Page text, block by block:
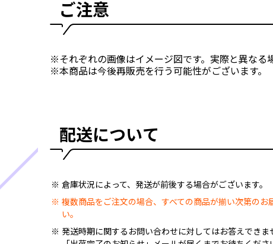
ご注意
※それぞれの画像はイメージ図です。実際と異なる
※本商品は今後再販売を行う可能性がございます。
配送について
倉庫状況によって、発送が前後する場合がございます。
複数商品をご注文の場合、すべての商品が揃い次第のお
い。
発送時期に関するお問い合わせに対してはお答えできま